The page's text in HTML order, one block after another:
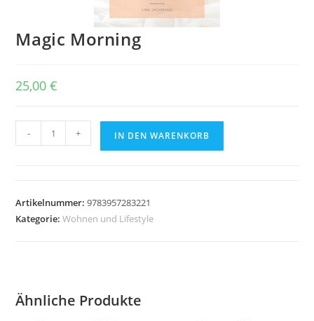
Magic Morning
25,00€
Morning
- + IN DEN WARENKORB
Artikelnummer:9783957283221
Kategorie:Wohnen und Lifestyle
Ähnliche Produkte